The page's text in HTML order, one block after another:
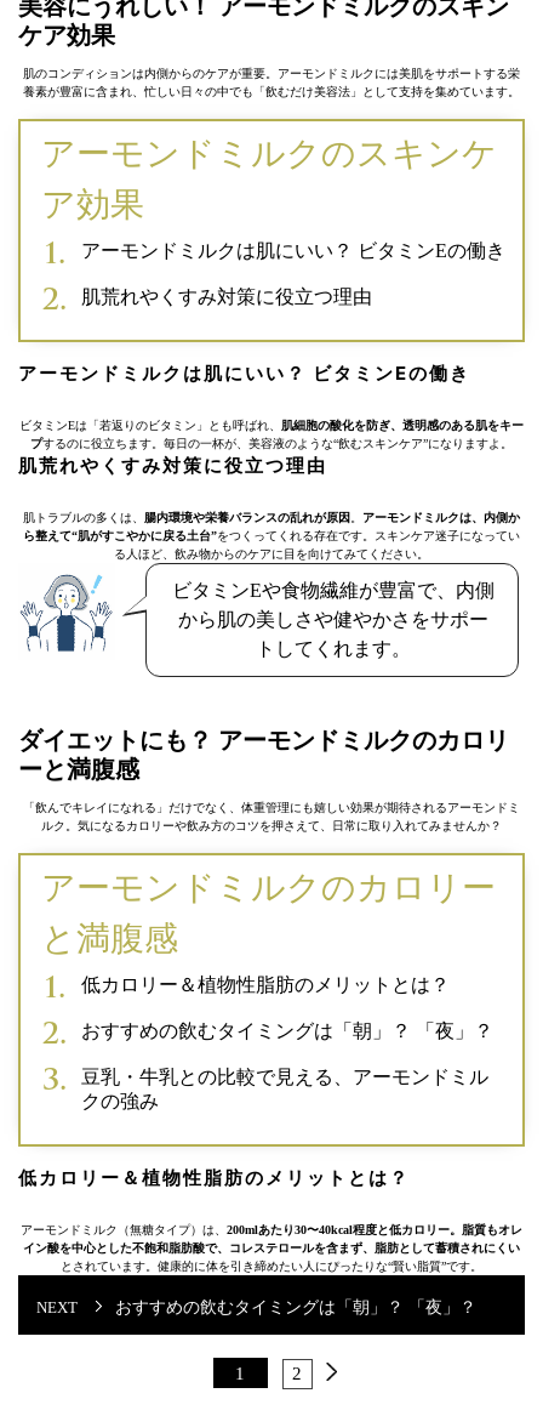
ケア効果
肌のコンディションは内側からのケアが重要。アーモンドミルクには美肌をサポートする栄
養素が豊富に含まれ、忙しい日々の中でも「飲むだけ美容法」として支持を集めています。
アーモンドミルクのスキンケ
ア効果
アーモンドミルクは肌にいい？ ビタミンEの働き
肌荒れやくすみ対策に役立つ理由
アーモンドミルクは肌にいい？ ビタミンEの働き
ビタミンEは「若返りのビタミン」とも呼ばれ、
肌細胞の酸化を防ぎ、透明感のある肌をキー
プするのに役立ちます。毎日の一杯が、美容液のような“飲むスキンケア”になりますよ。
肌荒れやくすみ対策に役立つ理由
肌トラブルの多くは、 腸内環境や栄養バランスの乱れが原因
アーモンドミルクは、内側か
ら整えて“肌がすこやかに戻る土台”をつくってくれる存在です。スキンケア迷子になってい
る人ほど、飲み物からのケアに目を向けてみてください。
ビタミンEや食物繊維が豊富で、内側
から肌の美しさや健やかさをサポー
トしてくれます。
ダイエットにも？ アーモンドミルクのカロリ
ーと満腹感
「飲んでキレイになれる」だけでなく、体重管理にも嬉しい効果が期待されるアーモンドミ
ルク。気になるカロリーや飲み方のコツを押さえて、日常に取り入れてみませんか？
アーモンドミルクのカロリー
と満腹感
低カロリー＆植物性脂肪のメリットとは？
おすすめの飲むタイミングは「朝」？ 「夜」？
豆乳・牛乳との比較で見える、アーモンドミル
クの強み
低カロリー＆植物性脂肪のメリットとは？
アーモンドミルク（無糖タイプ）は、 200mlあたり30〜40kcal程度と低カロリー。脂質もオレ
イン酸を中心とした不飽和脂肪酸で、コレステロールを含まず、脂肪として蓄積されにくい
とされています。健康的に体を引き締めたい人にぴったりな“賢い脂質”です。
おすすめの飲むタイミングは「朝」？ 「夜」？
1 2